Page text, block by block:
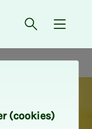
Åpne søk
{
(cookies)